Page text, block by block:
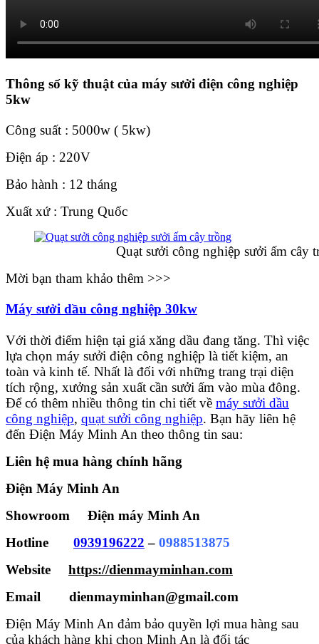
Thông số kỹ thuật của máy sưởi điện công nghiệp
5kw
Công suất : 5000w ( 5kw)
Điện áp : 220V
Bảo hành : 12 tháng
Xuất xứ : Trung Quốc
Quạt sưởi công nghiệp sưởi ấm cây
Mời bạn tham khảo thêm >>>
Máy sưởi dầu công nghiệp 30kw
Với thời điểm hiện tại giá xăng dầu đang tăng. Thì việc
lựa chọn máy sưởi điện công nghiệp là tiết kiệm, an
toàn và kinh tế. Nhất là đối với những trang trại diện
tích rộng, xưởng sản xuất cần sưởi ấm vào mùa đông.
Để có thêm nhiều thông tin chi tiết về máy sưởi dầu
công nghiệp, quạt sưởi công nghiệp. Bạn hãy liên hệ
đến Điện Máy Minh An theo thông tin sau:
Liên hệ mua hàng chính hãng
Điện Máy Minh An
Showroom Điện máy Minh An
Hotline 0939196222 – 0988513875
Website
https://dienmayminhan.com
Email dienmayminhan@gmail.com
Điện Máy Minh An đảm bảo quyền lợi mua hàng sau
của khách hàng khi chọn Minh An là đối tác